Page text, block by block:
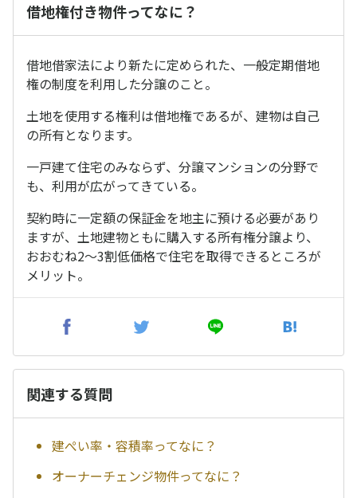
借地権付き物件ってなに？
借地借家法により新たに定められた、一般定期借地
権の制度を利用した分譲のこと。
土地を使用する権利は借地権であるが、建物は自己
の所有となります。
一戸建て住宅のみならず、分譲マンションの分野で
も、利用が広がってきている。
契約時に一定額の保証金を地主に預ける必要があり
ますが、土地建物ともに購入する所有権分譲より、
おおむね2～3割低価格で住宅を取得できるところが
メリット。
関連する質問
建ぺい率・容積率ってなに？
オーナーチェンジ物件ってなに？